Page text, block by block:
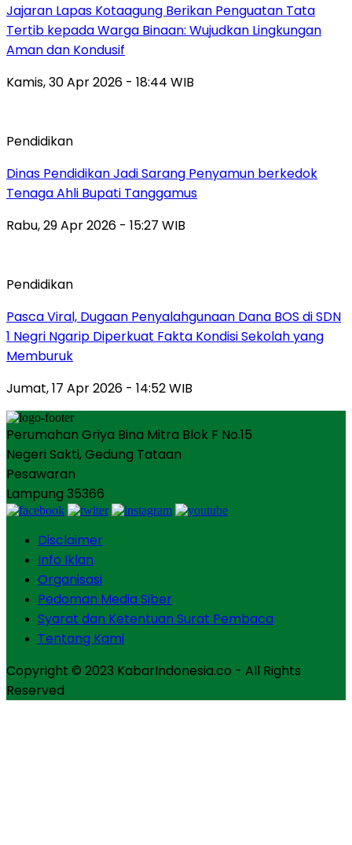
Jajaran Lapas Kotaagung Berikan Penguatan Tata
Tertib kepada Warga Binaan: Wujudkan Lingkungan
Aman dan Kondusif
Kamis, 30 Apr 2026 - 18:44 WIB
Pendidikan
Dinas Pendidikan Jadi Sarang Penyamun berkedok
Tenaga Ahli Bupati Tanggamus
Rabu, 29 Apr 2026 - 15:27 WIB
Pendidikan
Pasca Viral, Dugaan Penyalahgunaan Dana BOS di SDN
1 Negri Ngarip Diperkuat Fakta Kondisi Sekolah yang
Memburuk
Jumat, 17 Apr 2026 - 14:52 WIB
Perumahan Griya Bina Mitra Blok F No.15
Negeri Sakti, Gedung Tataan
Pesawaran
Lampung 35366
Disclaimer
Info Iklan
Organisasi
Pedoman Media Siber
Syarat dan Ketentuan Surat Pembaca
Tentang Kami
Copyright © 2023 KabarIndonesia.co - All Rights
Reserved